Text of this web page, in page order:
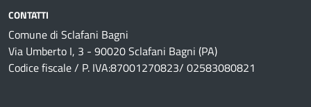
CONTATTI
Comune di Sclafani Bagni
Via Umberto I, 3 - 90020 Sclafani Bagni (PA)
Codice fiscale / P. IVA:87001270823/ 02583080821